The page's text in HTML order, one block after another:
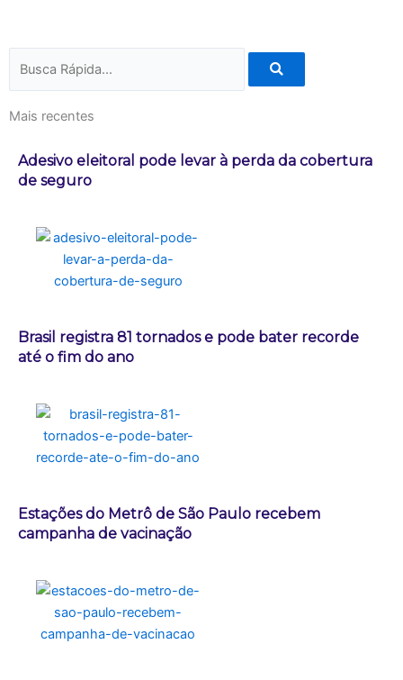
Mais recentes
Adesivo eleitoral pode levar à perda da cobertura
de seguro
Brasil registra 81 tornados e pode bater recorde
até o fim do ano
Estações do Metrô de São Paulo recebem
campanha de vacinação